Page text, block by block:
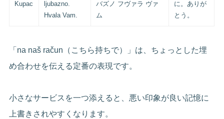
Kupac
ljubazno.
Hvala Vam.
バズノ フヴァラ ヴァ
ム
に。ありが
とう。
「na naš račun（こちら持ちで）」は、ちょっとした埋
め合わせを伝える定番の表現です。
小さなサービスを一つ添えると、悪い印象が良い記憶に
上書きされやすくなります。